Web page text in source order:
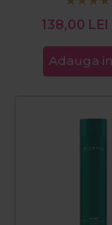
138,00 LEI
Adauga